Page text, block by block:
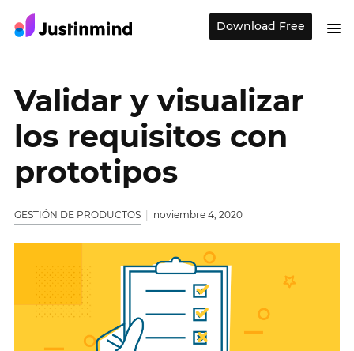
Download Free
Validar y visualizar
los requisitos con
prototipos
GESTIÓN DE PRODUCTOS noviembre 4, 2020